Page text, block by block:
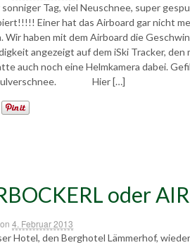
Tag, viel Neuschnee, super
Einer hat das Airboard gar nicht
Wir haben mit dem Airboard die
angezeigt auf dem iSki Tracker,
auch noch eine Helmkamera dabei.
Pulverschnee. Hier […]
oder
on 4. Februar 2013
Hotel, den Berghotel Lämmerhof,